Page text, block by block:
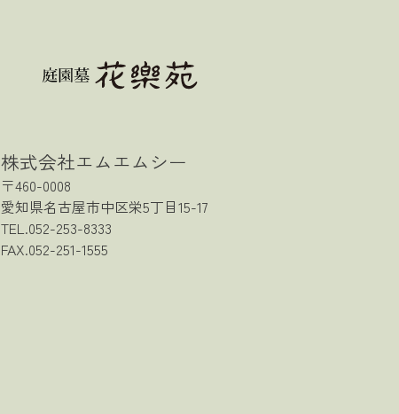
株式会社エムエムシー
〒460-0008
愛知県名古屋市中区栄5丁目15-17
TEL.052-253-8333
FAX.052-251-1555